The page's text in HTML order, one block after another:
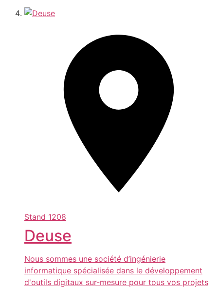
Stand 1208
Deuse
Nous sommes une société d’ingénierie
informatique spécialisée dans le développement
d'outils digitaux sur-mesure pour tous vos projets